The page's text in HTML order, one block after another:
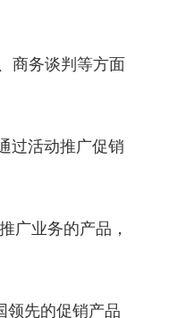
商务谈判等方面
过活动推广促销
广业务的产品，
领先的促销产品